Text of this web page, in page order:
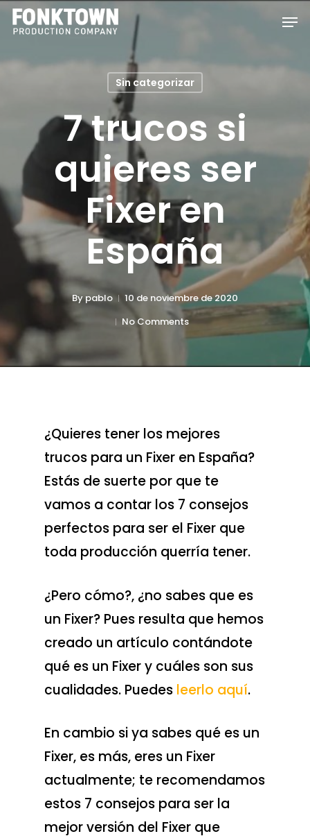
Skip
to
main
Sin categorizar
7 trucos si
quieres ser
Fixer en
España
Bypablo
10 de noviembre de 2020
No Comments
¿Quieres tener los mejores
trucos para un Fixer en España?
Estás de suerte por que te
vamos a contar los 7 consejos
perfectos para ser el Fixer que
toda producción querría tener.
¿Pero cómo?, ¿no sabes que es
un Fixer? Pues resulta que hemos
creado un artículo contándote
qué es un Fixer y cuáles son sus
cualidades. Puedes leerlo aquí.
En cambio si ya sabes qué es un
Fixer, es más, eres un Fixer
actualmente; te recomendamos
estos 7 consejos para ser la
mejor versión del Fixer que
Menu